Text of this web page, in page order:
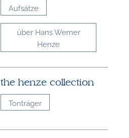
Aufsätze
über Hans Werner
Henze
the henze collection
Tonträger